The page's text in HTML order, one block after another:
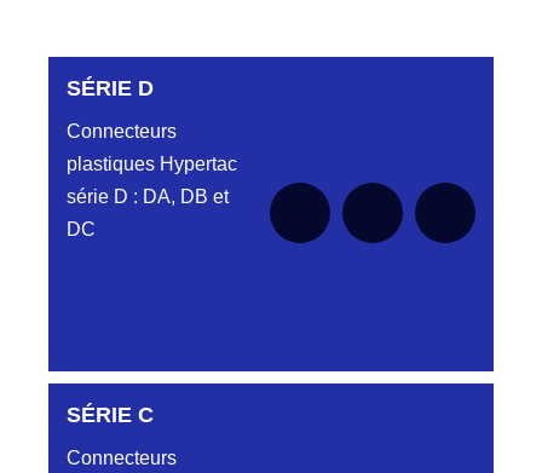
SÉRIE D
Connecteurs
plastiques Hypertac
série D : DA, DB et
DC
DC6122340N
D03EC612MT CONNECTEUR NOIR
SÉRIE C
Connecteurs